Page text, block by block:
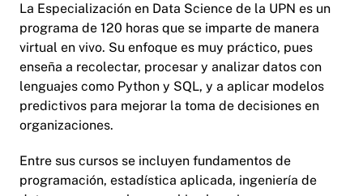
La Especialización en Data Science de la UPN es un
programa de 120 horas que se imparte de manera
virtual en vivo. Su enfoque es muy práctico, pues
enseña a recolectar, procesar y analizar datos con
lenguajes como Python y SQL, y a aplicar modelos
predictivos para mejorar la toma de decisiones en
organizaciones.
Entre sus cursos se incluyen fundamentos de
programación, estadística aplicada, ingeniería de